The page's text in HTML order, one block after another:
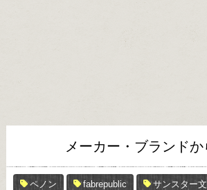
メーカー・ブランド
ペノン fabrepublic サンスター